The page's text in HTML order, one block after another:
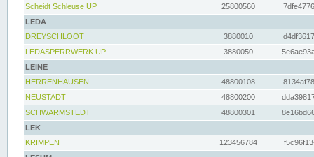
Scheidt Schleuse UP
25800560
LEDA
DREYSCHLOOT
3880010
LEDASPERRWERK UP
3880050
LEINE
HERRENHAUSEN
48800108
NEUSTADT
48800200
SCHWARMSTEDT
48800301
LEK
KRIMPEN
123456784